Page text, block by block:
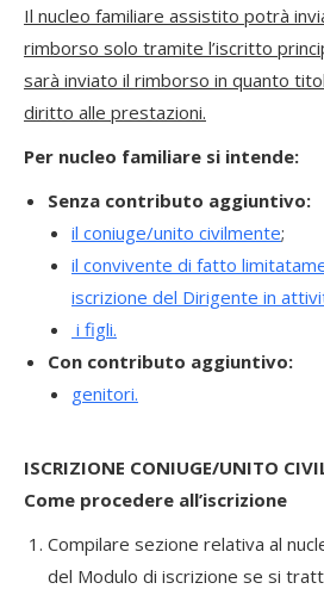
Il nucleo familiare assistito potrà
rimborso solo tramite l’iscritto
sarà inviato il rimborso in quanto
diritto alle prestazioni.
Per nucleo familiare si intende:
Senza contributo aggiuntivo:
il coniuge/unito civilmente;
il convivente di fatto
iscrizione del Dirigente in
i figli.
Con contributo aggiuntivo:
genitori.
ISCRIZIONE CONIUGE/UNITO
Come procedere all’iscrizione
Compilare sezione relativa al
del Modulo di iscrizione se si